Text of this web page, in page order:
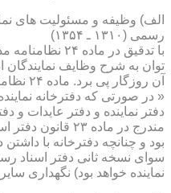
الف) وظیفه و مسئولیت های
رسمی (۱۳۱۰ ـ ۱۳۵۴)
با تدقیق در
توان به شرح وظایف نمایندگان
آن روزگار پی برد. ماده ۲۴ نظامنامه یاد شده مقرر می دارد:
« در صورتی كه دفترخانه
دفتر نماینده و دفتر عایدات و
مندرج در ماده ۲۳
بود و چنانچه دفترخانه با داشتن
سوای نسخه ثانی دفتر اسناد
نماینده خواهد بود) نگهداری